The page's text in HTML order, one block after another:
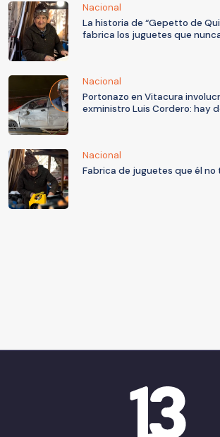
Nacional
La historia de “Gepetto de
fabrica los juguetes que
Nacional
Portonazo en Vitacura
exministro Luis Cordero: hay
Nacional
Fabrica de juguetes que él no